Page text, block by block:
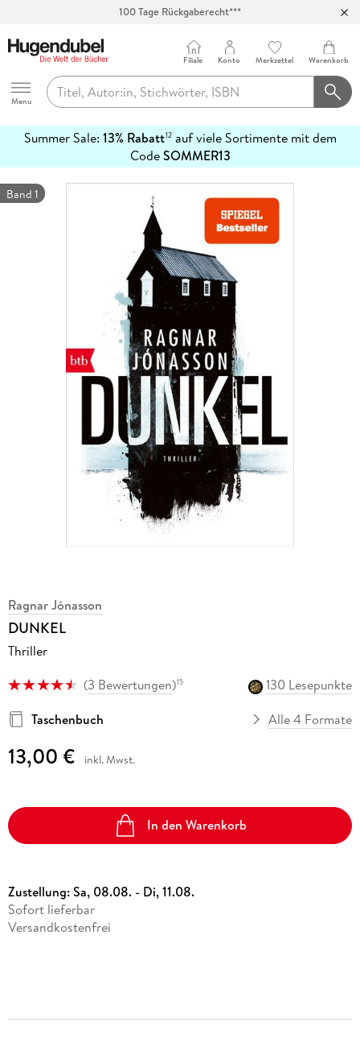
100 Tage Rückgaberecht***
Hugendubel
Menu
Filiale Konto Merkzettel Warenkorb
Summer Sale: 13% Rabatt12auf viele Sortimente mit dem
CodeSOMMER13
erfahren
Band 1
Ragnar Jónasson
DUNKEL
Thriller
(3 Bewertungen)15
130 Lesepunkte
Taschenbuch
Alle 4 Formate
13,00 € inkl. Mwst.
In den Warenkorb
Zustellung:Sa, 08.08. - Di, 11.08.
Sofort lieferbar
Versandkostenfrei